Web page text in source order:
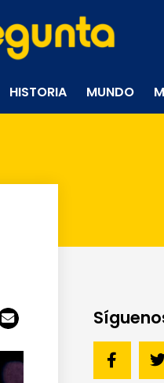
HISTORIA MUNDO